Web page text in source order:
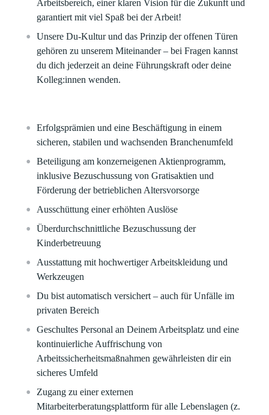
Arbeitsbereich, einer klaren Vision für die Zukunft und
garantiert mit viel Spaß bei der Arbeit!​
Unsere Du-Kultur und das Prinzip der offenen Türen
gehören zu unserem Miteinander – bei Fragen kannst
du dich jederzeit an deine Führungskraft oder deine
Kolleg:innen wenden.
Erfolgsprämien und eine Beschäftigung in einem
sicheren, stabilen und wachsenden Branchenumfeld​
Beteiligung am konzerneigenen Aktienprogramm,
inklusive Bezuschussung von Gratisaktien und
Förderung der betrieblichen Altersvorsorge​
Ausschüttung einer erhöhten Auslöse
Überdurchschnittliche Bezuschussung der
Kinderbetreuung​
Ausstattung mit hochwertiger Arbeitskleidung und
Werkzeugen​
Du bist automatisch versichert – auch für Unfälle im
privaten Bereich
Geschultes Personal an Deinem Arbeitsplatz und eine
kontinuierliche Auffrischung von
Arbeitssicherheitsmaßnahmen gewährleisten dir ein
sicheres Umfeld​
Zugang zu einer externen
Mitarbeiterberatungsplattform für alle Lebenslagen (z.